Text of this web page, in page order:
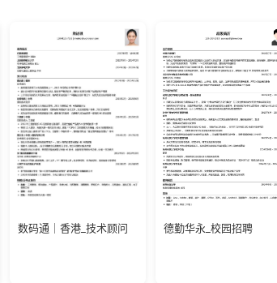
数码通｜香港_技术顾问 德勤华永_校园招聘